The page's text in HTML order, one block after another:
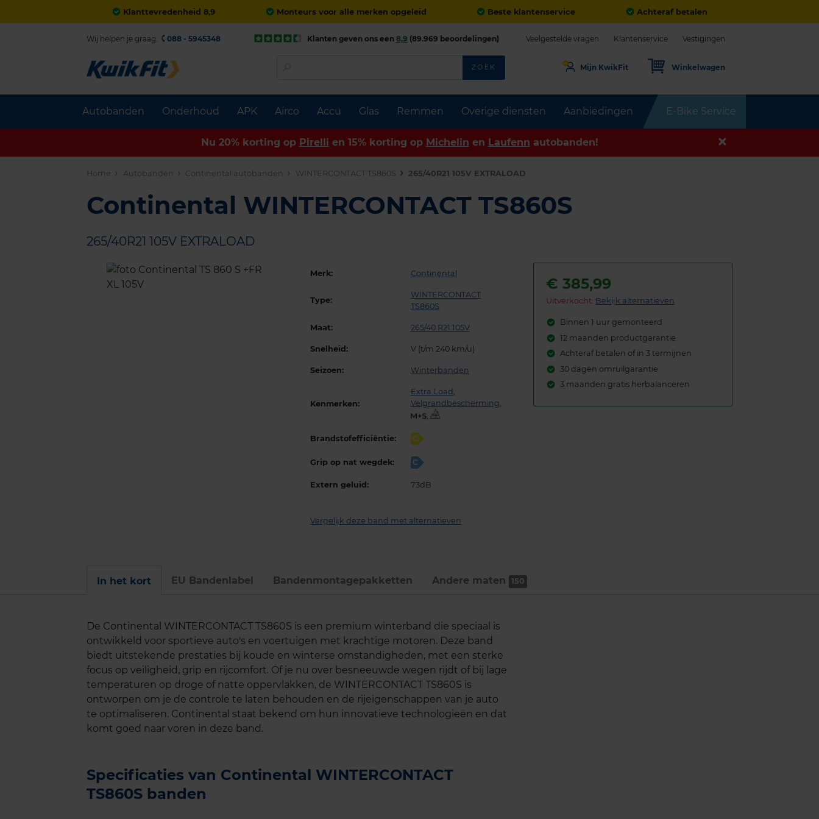
Klanttevredenheid 8,9 Monteurs voor alle merken opgeleid Beste klantenservice Achteraf betalen
Autobanden Onderhoud APK Airco Accu Glas Remmen Overige diensten Aanbiedingen E-Bike Service
Wij helpen je graag. 088 - 5945348 Klanten geven ons een 8,9 (89.969 beoordelingen) Veelgestelde vragen Klantenservice Vestigingen
ZOEK Mijn KwikFit Winkelwagen
Nu 20% korting op Pirelli en 15% korting op Michelin en Laufenn autobanden!
Home Autobanden Continental autobanden WINTERCONTACT TS860S 265/40R21 105V EXTRALOAD
Continental WINTERCONTACT TS860S
265/40R21 105V EXTRALOAD
Merk: Continental
Type:
WINTERCONTACT
TS860S
Maat: 265/40 R21 105V
Snelheid: V (t/m 240 km/u)
Seizoen: Winterbanden
Kenmerken:
Extra Load ,
Velgrandbescherming,
,
Brandstofefficiëntie: C
Grip op nat wegdek: C
Extern geluid: 73dB
Vergelijk deze band met alternatieven
€385,99
Uitverkocht: Bekijk alternatieven
Binnen 1 uur gemonteerd
12 maanden productgarantie
Achteraf betalen of in 3 termijnen
30 dagen omruilgarantie
3 maanden gratis herbalanceren
In het kort EU Bandenlabel Bandenmontage­pakketten Andere maten 150
De Continental WINTERCONTACT TS860S is een premium winterband die speciaal is
ontwikkeld voor sportieve auto's en voertuigen met krachtige motoren. Deze band
biedt uitstekende prestaties bij koude en winterse omstandigheden, met een sterke
focus op veiligheid, grip en rijcomfort. Of je nu over besneeuwde wegen rijdt of bij lage
temperaturen op droge of natte oppervlakken, de WINTERCONTACT TS860S is
ontworpen om je de controle te laten behouden en de rijeigenschappen van je auto
te optimaliseren. Continental staat bekend om hun innovatieve technologieën en dat
komt goed naar voren in deze band.
Specificaties van Continental WINTERCONTACT
TS860S banden